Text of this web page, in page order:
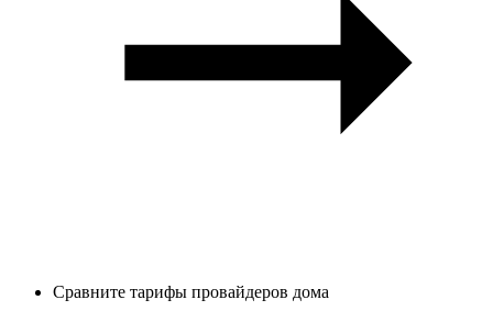
Сравните тарифы провайдеров дома